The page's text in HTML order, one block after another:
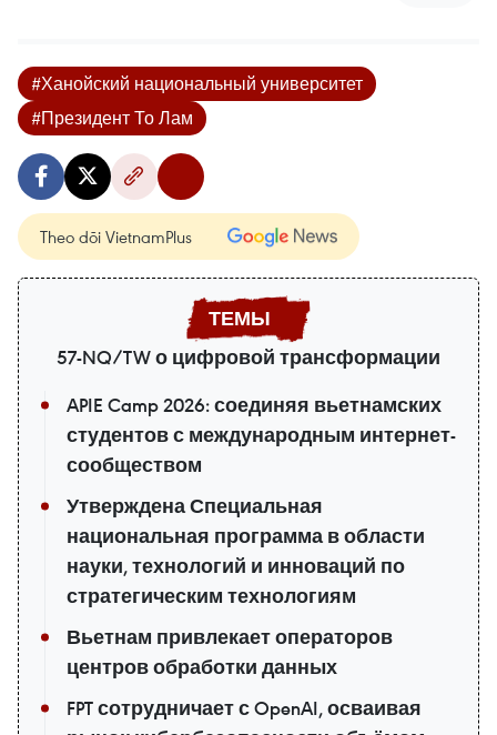
#Ханойский национальный университет
#Президент То Лам
Theo dõi VietnamPlus
57-NQ/TW о цифровой трансформации
APIE Camp 2026: соединяя вьетнамских
студентов с международным интернет-
сообществом
Утверждена Специальная
национальная программа в области
науки, технологий и инноваций по
стратегическим технологиям
Вьетнам привлекает операторов
центров обработки данных
FPT сотрудничает с OpenAI, осваивая